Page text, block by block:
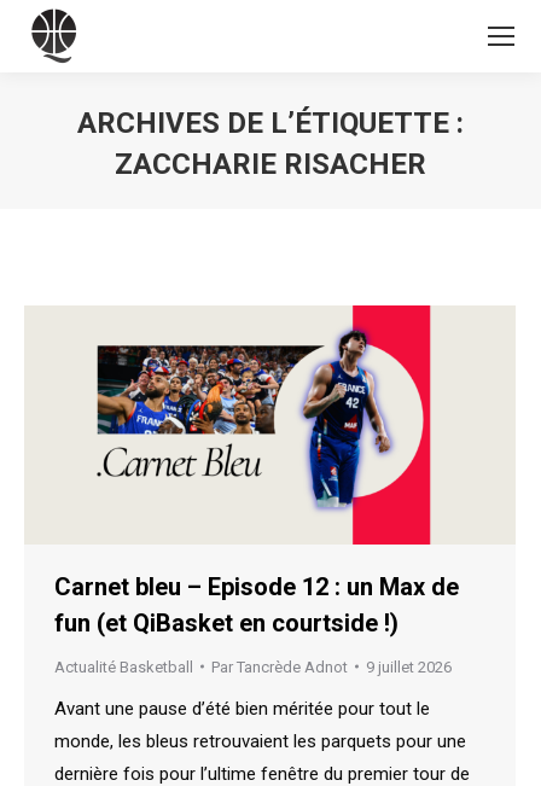
ARCHIVES DE L’ÉTIQUETTE :
ZACCHARIE RISACHER
Carnet bleu – Episode 12 : un Max de
fun (et QiBasket en courtside !)
Actualité Basketball Par Tancrède Adnot 9 juillet 2026
Avant une pause d’été bien méritée pour tout le
monde, les bleus retrouvaient les parquets pour une
dernière fois pour l’ultime fenêtre du premier tour de